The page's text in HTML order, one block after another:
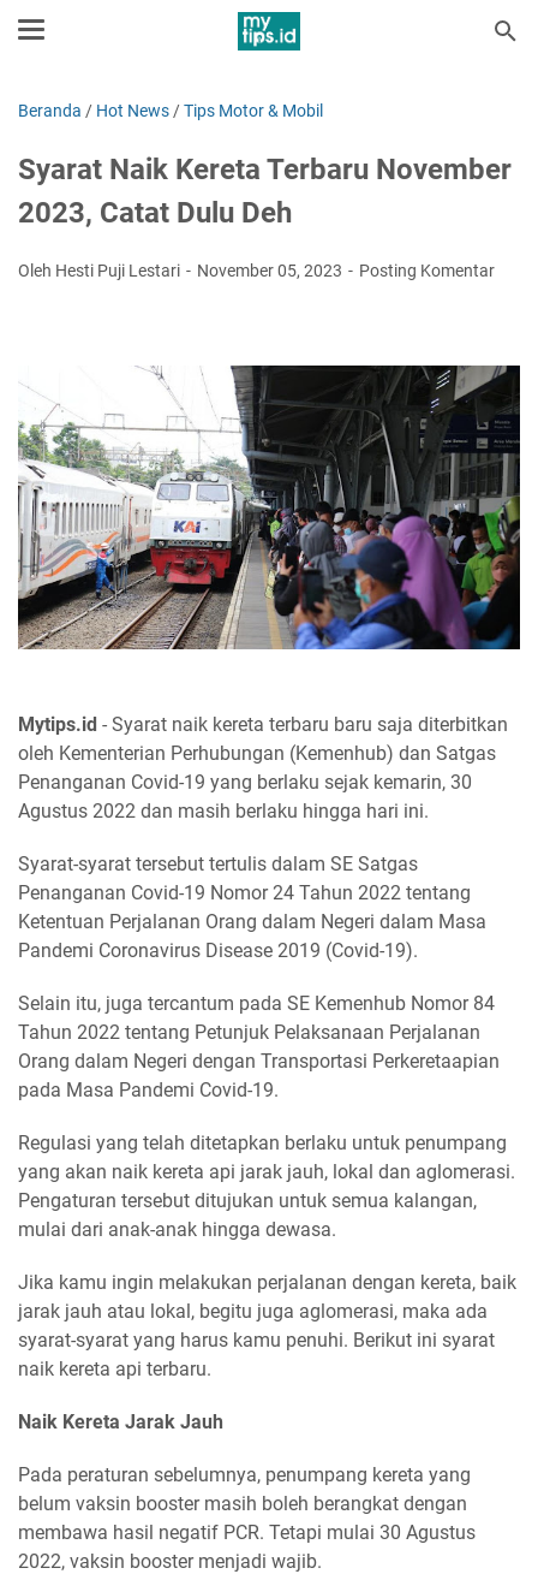
Beranda / Hot News /Tips Motor & Mobil
Syarat Naik Kereta Terbaru November
2023, Catat Dulu Deh
Oleh Hesti Puji Lestari November 05, 2023 Posting Komentar
Mytips.id - Syarat naik kereta terbaru baru saja diterbitkan
oleh Kementerian Perhubungan (Kemenhub) dan Satgas
Penanganan Covid-19 yang berlaku sejak kemarin, 30
Agustus 2022 dan masih berlaku hingga hari ini.
Syarat-syarat tersebut tertulis dalam SE Satgas
Penanganan Covid-19 Nomor 24 Tahun 2022 tentang
Ketentuan Perjalanan Orang dalam Negeri dalam Masa
Pandemi Coronavirus Disease 2019 (Covid-19).
Selain itu, juga tercantum pada SE Kemenhub Nomor 84
Tahun 2022 tentang Petunjuk Pelaksanaan Perjalanan
Orang dalam Negeri dengan Transportasi Perkeretaapian
pada Masa Pandemi Covid-19.
Regulasi yang telah ditetapkan berlaku untuk penumpang
yang akan naik kereta api jarak jauh, lokal dan aglomerasi.
Pengaturan tersebut ditujukan untuk semua kalangan,
mulai dari anak-anak hingga dewasa.
Jika kamu ingin melakukan perjalanan dengan kereta, baik
jarak jauh atau lokal, begitu juga aglomerasi, maka ada
syarat-syarat yang harus kamu penuhi. Berikut ini syarat
naik kereta api terbaru.
Naik Kereta Jarak Jauh
Pada peraturan sebelumnya, penumpang kereta yang
belum vaksin booster masih boleh berangkat dengan
membawa hasil negatif PCR. Tetapi mulai 30 Agustus
2022, vaksin booster menjadi wajib.